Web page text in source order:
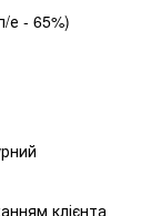
е - 65%)
клієнта